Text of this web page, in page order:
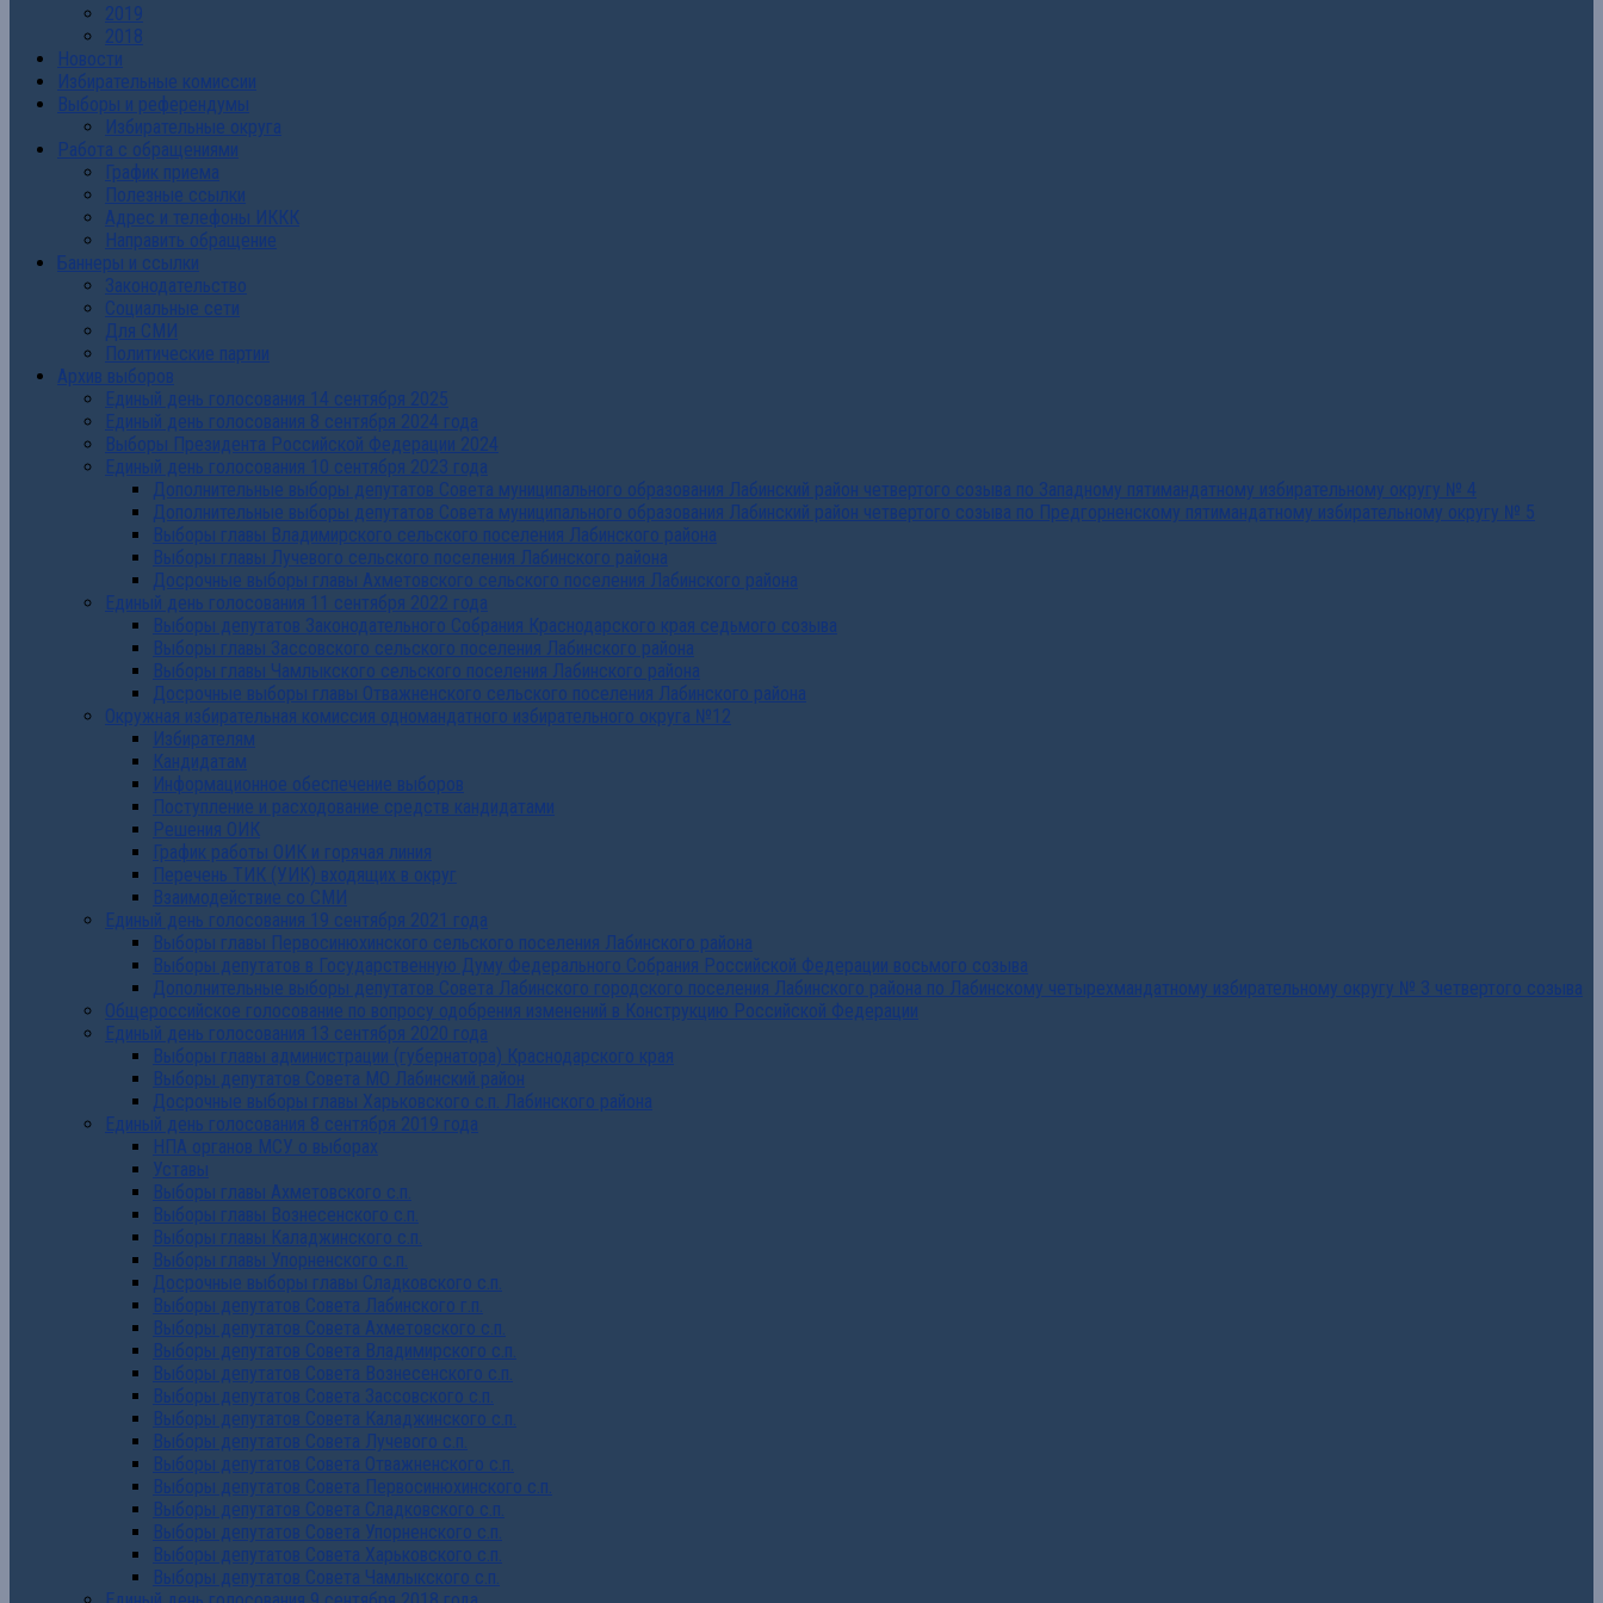
2019
2018
Новости
Избирательные комиссии
Выборы и референдумы
Избирательные округа
Работа с обращениями
График приема
Полезные ссылки
Адрес и телефоны ИККК
Направить обращение
Баннеры и ссылки
Законодательство
Социальные сети
Для СМИ
Политические партии
Архив выборов
Единый день голосования 14 сентября 2025
Единый день голосования 8 сентября 2024 года
Выборы Президента Российской Федерации 2024
Единый день голосования 10 сентября 2023 года
Дополнительные выборы депутатов Совета муниципального образования Лабинский район четвертого созыва по Западному пятимандатному избирательному округу № 4
Дополнительные выборы депутатов Совета муниципального образования Лабинский район четвертого созыва по Предгорненскому пятимандатному избирательному округу № 5
Выборы главы Владимирского сельского поселения Лабинского района
Выборы главы Лучевого сельского поселения Лабинского района
Досрочные выборы главы Ахметовского сельского поселения Лабинского района
Единый день голосования 11 сентября 2022 года
Выборы депутатов Законодательного Собрания Краснодарского края седьмого созыва
Выборы главы Зассовского сельского поселения Лабинского района
Выборы главы Чамлыкского сельского поселения Лабинского района
Досрочные выборы главы Отважненского сельского поселения Лабинского района
Окружная избирательная комиссия одномандатного избирательного округа №12
Избирателям
Кандидатам
Информационное обеспечение выборов
Поступление и расходование средств кандидатами
Решения ОИК
График работы ОИК и горячая линия
Перечень ТИК (УИК) входящих в округ
Взаимодействие со СМИ
Единый день голосования 19 сентября 2021 года
Выборы главы Первосинюхинского сельского поселения Лабинского района
Выборы депутатов в Государственную Думу Федерального Собрания Российской Федерации восьмого созыва
Дополнительные выборы депутатов Совета Лабинского городского поселения Лабинского района по Лабинскому четырехмандатному избирательному округу № 3 четвертого созыва
Общероссийское голосование по вопросу одобрения изменений в Конструкцию Российской Федерации
Единый день голосования 13 сентября 2020 года
Выборы главы администрации (губернатора) Краснодарского края
Выборы депутатов Совета МО Лабинский район
Досрочные выборы главы Харьковского с.п. Лабинского района
Единый день голосования 8 сентября 2019 года
НПА органов МСУ о выборах
Уставы
Выборы главы Ахметовского с.п.
Выборы главы Вознесенского с.п.
Выборы главы Каладжинского с.п.
Выборы главы Упорненского с.п.
Досрочные выборы главы Сладковского с.п.
Выборы депутатов Совета Лабинского г.п.
Выборы депутатов Совета Ахметовского с.п.
Выборы депутатов Совета Владимирского с.п.
Выборы депутатов Совета Вознесенского с.п.
Выборы депутатов Совета Зассовского с.п.
Выборы депутатов Совета Каладжинского с.п.
Выборы депутатов Совета Лучевого с.п.
Выборы депутатов Совета Отважненского с.п.
Выборы депутатов Совета Первосинюхинского с.п.
Выборы депутатов Совета Сладковского с.п.
Выборы депутатов Совета Упорненского с.п.
Выборы депутатов Совета Харьковского с.п.
Выборы депутатов Совета Чамлыкского с.п.